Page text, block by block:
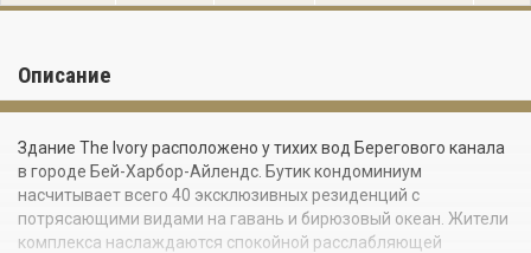
Описание
Здание The Ivory расположено у тихих вод Берегового канала
в городе Бей-Харбор-Айлендс. Бутик кондоминиум
насчитывает всего 40 эксклюзивных резиденций с
потрясающими видами на гавань и бирюзовый океан. Жители
комплекса наслаждаются спокойной расслабляющей